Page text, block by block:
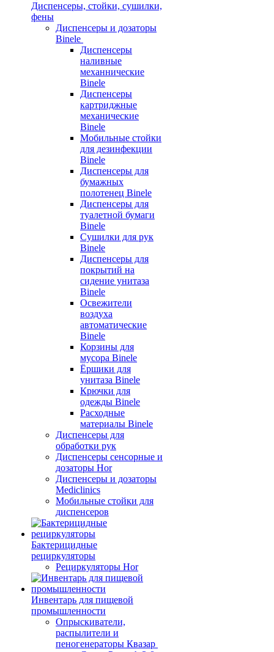
Диспенсеры, стойки, сушилки,
фены
Диспенсеры и дозаторы
Binele
Диспенсеры
наливные
механнические
Binele
Диспенсеры
картриджные
механические
Binele
Мобильные стойки
для дезинфекции
Binele
Диспенсеры для
бумажных
полотенец Binele
Диспенсеры для
туалетной бумаги
Binele
Сушилки для рук
Binele
Диспенсеры для
покрытий на
сидение унитаза
Binele
Освежители
воздуха
автоматические
Binele
Корзины для
мусора Binele
Ёршики для
унитаза Binele
Крючки для
одежды Binele
Расходные
материалы Binele
Диспенсеры для
обработки рук
Диспенсеры сенсорные и
дозаторы Hor
Диспенсеры и дозаторы
Mediclinics
Мобильные стойки для
диспенсеров
Бактерицидные
рециркуляторы
Рециркуляторы Hor
Инвентарь для пищевой
промышленности
Опрыскиватели,
распылители и
пеногенераторы Квазар